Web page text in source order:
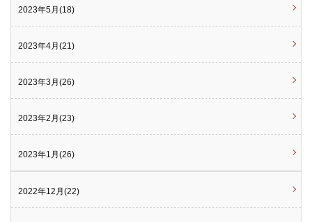
2023年5月(18)
2023年4月(21)
2023年3月(26)
2023年2月(23)
2023年1月(26)
2022年12月(22)